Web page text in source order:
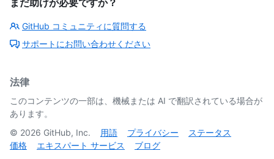
まだ助けが必要ですか？
GitHub コミュニティに質問する
サポートにお問い合わせください
法律
このコンテンツの一部は、機械または AI で翻訳されている場合が
あります。
© 2026 GitHub, Inc. 用語 プライバシー
ステータス
価格
エキスパート サービス ブログ